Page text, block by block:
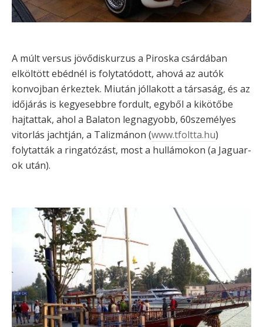
A múlt versus jövődiskurzus a Piroska csárdában
elköltött ebédnél is folytatódott, ahová az autók
konvojban érkeztek. Miután jóllakott a társaság, és az
időjárás is kegyesebbre fordult, egyből a kikötőbe
hajtattak, ahol a Balaton legnagyobb, 60személyes
vitorlás jachtján, a Talizmánon (www.tfoltta.hu)
folytatták a ringatózást, most a hullámokon (a Jaguar-
ok után).